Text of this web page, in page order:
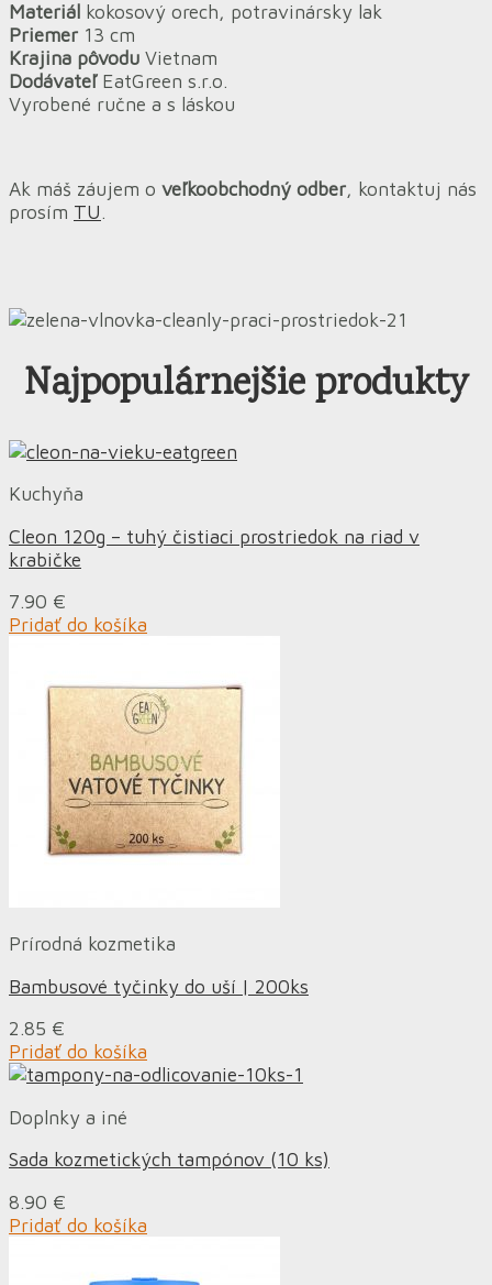
Materiál kokosový orech, potravinársky lak
Priemer 13 cm
Krajina pôvodu Vietnam
Dodávateľ EatGreen s.r.o.
Vyrobené ručne a s láskou
Ak máš záujem o veľkoobchodný odber, kontaktuj nás
prosím TU.
Najpopulárnejšie produkty
Kuchyňa
Cleon 120g – tuhý čistiaci prostriedok na riad v
krabičke
7.90 €
Pridať do košíka
Prírodná kozmetika
Bambusové tyčinky do uší | 200ks
2.85 €
Pridať do košíka
Doplnky a iné
Sada kozmetických tampónov (10 ks)
8.90 €
Pridať do košíka